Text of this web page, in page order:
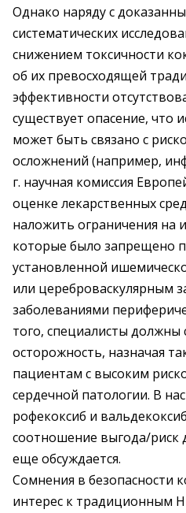
Однако наряду с
систематических
снижением токсичности
об их превосходящей
эффективности
существует опасение, что
может быть связано с
осложнений (например,
г. научная комиссия
оценке лекарственных
наложить ограничения на
которые было запрещено
установленной
или цереброваскулярным
заболеваниями
того, специалисты должны
осторожность, назначая
пациентам с высоким
сердечной патологии. В
рофекоксиб и
соотношение выгода/риск
еще обсуждается.
Сомнения в безопасности
интерес к традиционным